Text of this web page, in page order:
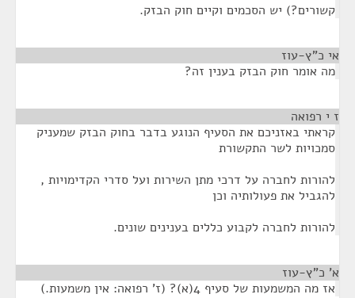
קשורים?) יש הסכמים וקיים חוק הבזק.
אי כ"ץ-עוז
מה אומר חוק הבזק בענין זה?
ז י רפואה
קראתי באזניכם את הסעיף הנוגע בדבר בחוק הבזק שמעניק
סמכויות לשר התקשורת
להורות לחברה על דרכי מתן השירות ועל סדרי הקדימויות ,
להגביל את פעולותיה וכן
להורות לחברה לקבוע כללים בענינים שונים.
א' כ"ץ-עוז
אז מה המשמעות של סעיף 4(א)? (ז' רפואה: אין משמעות.)